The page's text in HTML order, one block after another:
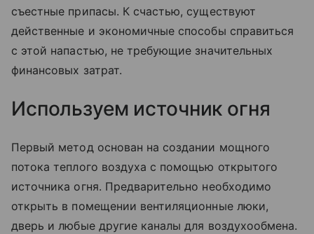
съестные припасы. К счастью, существуют
действенные и экономичные способы справиться
с этой напастью, не требующие значительных
финансовых затрат.
Используем источник огня
Первый метод основан на создании мощного
потока теплого воздуха с помощью открытого
источника огня. Предварительно необходимо
открыть в помещении вентиляционные люки,
дверь и любые другие каналы для воздухообмена.